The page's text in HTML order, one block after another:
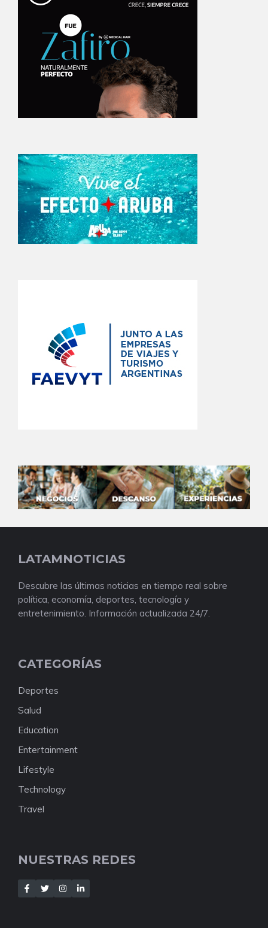
LATAMNOTICIAS
Descubre las últimas noticias en tiempo real sobre
política, economía, deportes, tecnología y
entretenimiento. Información actualizada 24/7.
CATEGORÍAS
Deportes
Salud
Education
Entertainment
Lifestyle
Technology
Travel
NUESTRAS REDES